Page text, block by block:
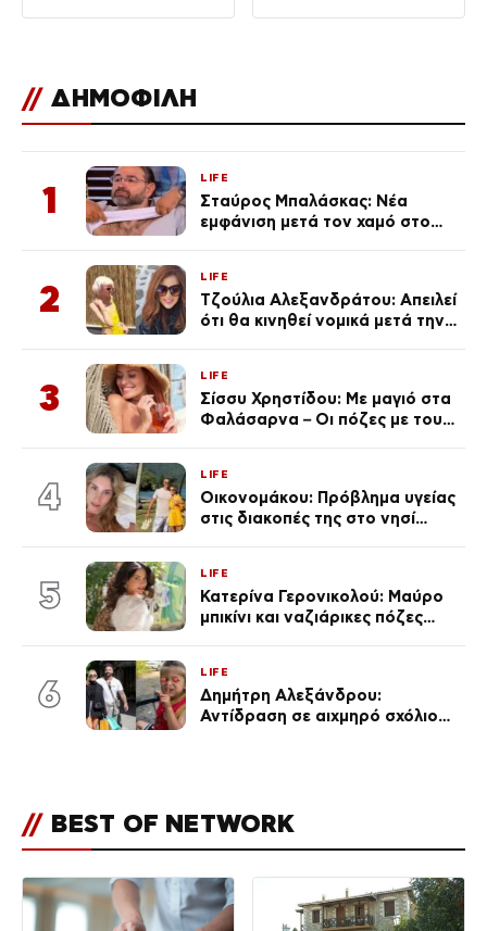
// ΔΗΜΟΦΙΛΗ
1
LIFE
Σταύρος Μπαλάσκας: Νέα
εμφάνιση μετά τον χαμό στο
2
LIFE
Τζούλια Αλεξανδράτου: Απειλεί
ότι θα κινηθεί νομικά μετά την
3
LIFE
Σίσσυ Χρηστίδου: Με μαγιό στα
Φαλάσαρνα – Οι πόζες με τους
4
LIFE
Οικονομάκου: Πρόβλημα υγείας
στις διακοπές της στο νησί
5
LIFE
Κατερίνα Γερονικολού: Μαύρο
μπικίνι και ναζιάρικες πόζες
6
LIFE
Δημήτρη Αλεξάνδρου:
Αντίδραση σε αιχμηρό σχόλιο
// BEST OF NETWORK